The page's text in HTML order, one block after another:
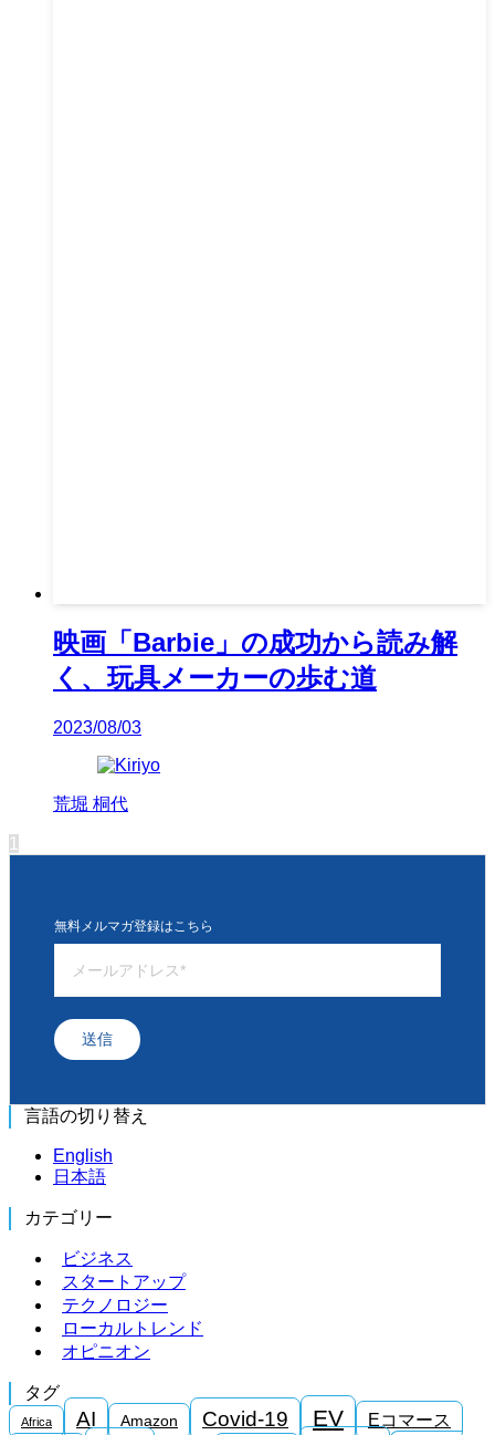
映画「Barbie」の成功から読み解
く、玩具メーカーの歩む道
2023/08/03
荒堀 桐代
1
無料メルマガ登録はこちら
送信
言語の切り替え
English
日本語
カテゴリー
ビジネス
スタートアップ
テクノロジー
ローカルトレンド
オピニオン
タグ
Africa AI Amazon Covid-19 EV
Eコマース